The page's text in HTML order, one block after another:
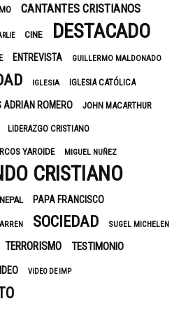
CANTANTES CRISTIANOS
CINE DESTACADO
ENTREVISTA GUILLERMO MALDONADO
IGLESIA IGLESIA CATÓLICA
ADRIAN ROMERO JOHN MACARTHUR
LIDERAZGO CRISTIANO
YAROIDE MIGUEL NUÑEZ
CRISTIANO
NEPAL PAPA FRANCISCO
SOCIEDAD SUGEL MICHELEN
TERRORISMO TESTIMONIO
VIDEO DE IMP